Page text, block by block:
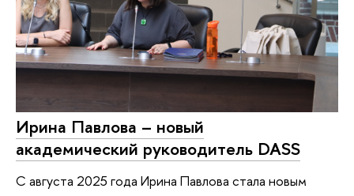
Ирина Павлова – новый
академический руководитель DASS
С августа 2025 года Ирина Павлова стала новым